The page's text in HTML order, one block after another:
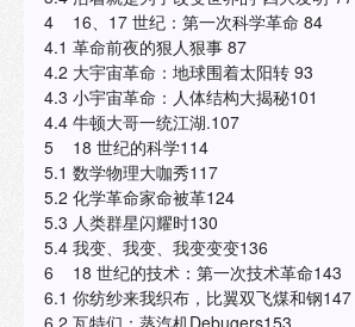
4 16、17 世纪：第一次科学革命 84
4.1 革命前夜的狠人狠事 87
4.2 大宇宙革命：地球围着太阳转 93
4.3 小宇宙革命：人体结构大揭秘101
4.4 牛顿大哥一统江湖.107
5 18 世纪的科学114
5.1 数学物理大咖秀117
5.2 化学革命家命被革124
5.3 人类群星闪耀时130
5.4 我变、我变、我变变变136
6 18 世纪的技术：第一次技术革命143
6.1 你纺纱来我织布，比翼双飞煤和钢147